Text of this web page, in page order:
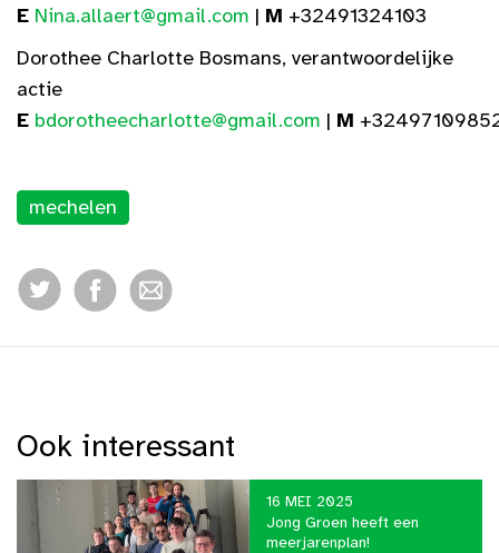
E Nina.allaert@gmail.com | M +32491324103
Dorothee Charlotte Bosmans, verantwoordelijke
actie
E bdorotheecharlotte@gmail.com | M
mechelen
Ook interessant
16 MEI 2025
Jong Groen heeft een
meerjarenplan!